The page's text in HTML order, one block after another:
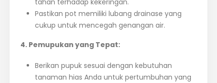
tahan terhadap kekeringan.
Pastikan pot memiliki lubang drainase yang
cukup untuk mencegah genangan air.
4. Pemupukan yang Tepat:
Berikan pupuk sesuai dengan kebutuhan
tanaman hias Anda untuk pertumbuhan yang